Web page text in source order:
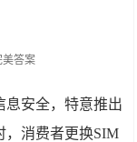
息安全，特意推出
，消费者更换SIM